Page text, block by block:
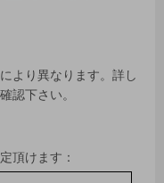
より異なります。詳し
認下さい。
頂けます：